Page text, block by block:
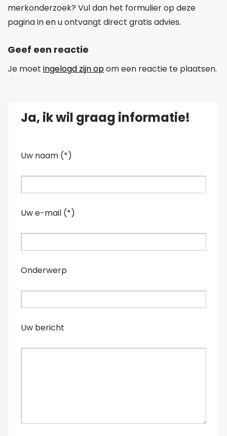
merkonderzoek? Vul dan het formulier op deze
pagina in en u ontvangt direct gratis advies.
Geef een reactie
Je moet ingelogd zijn opom een reactie te plaatsen.
Ja, ik wil graag informatie!
Uw naam (*)
Uw e-mail (*)
Onderwerp
Uw bericht